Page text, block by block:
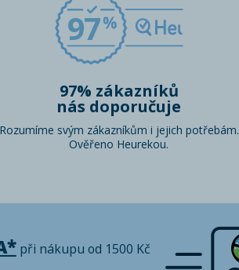
97
97% zákazníků
nás doporučuje
Rozumíme svým zákazníkům i jejich potřebám.
Ověřeno Heurekou.
při nákupu od 1500 Kč